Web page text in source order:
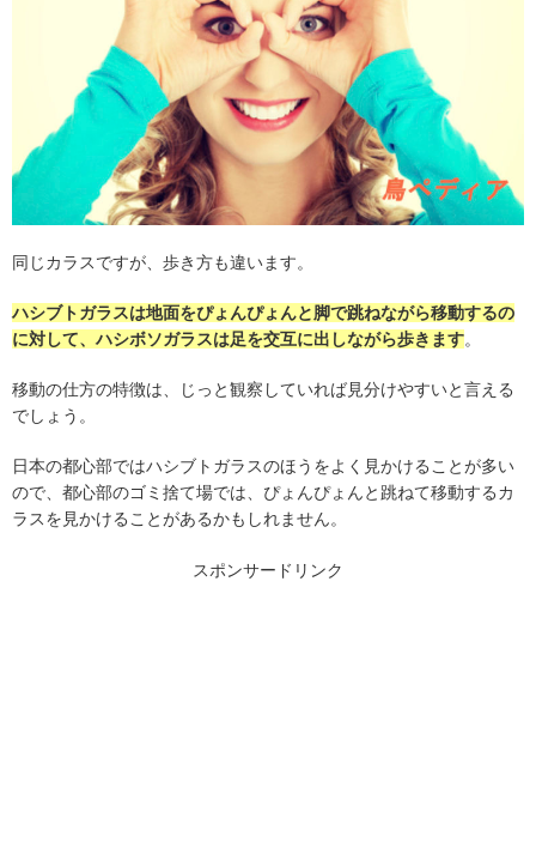
同じカラスですが、歩き方も違います。
ハシブトガラスは地面をぴょんぴょんと脚で跳ねながら移動するの
に対して、ハシボソガラスは足を交互に出しながら歩きます。
移動の仕方の特徴は、じっと観察していれば見分けやすいと言える
でしょう。
日本の都心部ではハシブトガラスのほうをよく見かけることが多い
ので、都心部のゴミ捨て場では、ぴょんぴょんと跳ねて移動するカ
ラスを見かけることがあるかもしれません。
スポンサードリンク